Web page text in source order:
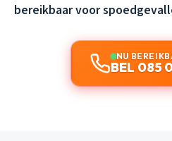
bereikbaar voor
NU
BEL 085